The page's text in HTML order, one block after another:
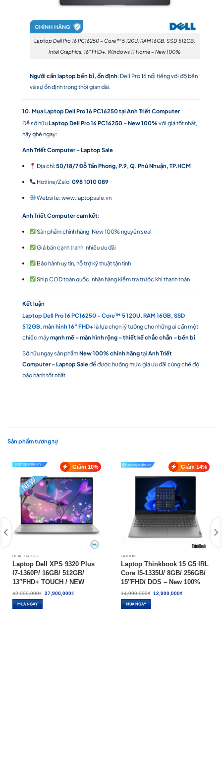
Laptop Dell Pro 16 PC16250 – Core™ 5 120U, RAM 16GB, SSD 512GB,
Intel Graphics, 16″ FHD+, Windows 11 Home – New 100%
Người cần laptop bền bỉ, ổn định: Dell Pro 16 nổi tiếng với độ bền
và sự ổn định trong thời gian dài.
10. Mua Laptop Dell Pro 16 PC16250 tại Anh Triết Computer
Để sở hữuLaptop Dell Pro 16 PC16250 – New 100% với giá tốt nhất,
hãy ghé ngay:
Anh Triết Computer – Laptop Sale
Địa chỉ:50/18/7 Đỗ Tấn Phong, P.9, Q. Phú Nhuận, TP.HCM
Hotline/Zalo:098 1010 089
Website:www.laptopsale.vn
Anh Triết Computer cam kết:
Sản phẩm chính hãng, New 100% nguyên seal
Giá bán cạnh tranh, nhiều ưu đãi
Bảo hành uy tín, hỗ trợ kỹ thuật tận tình
Ship COD toàn quốc, nhận hàng kiểm tra trước khi thanh toán
Kết luận
Laptop Dell Pro 16 PC16250 – Core™ 5 120U, RAM 16GB, SSD
512GB, màn hình 16″ FHD+là lựa chọn lý tưởng cho những ai cần một
chiếc máymạnh mẽ – màn hình rộng – thiết kế chắc chắn – bền bỉ.
Sở hữu ngay sản phẩmNew 100% chính hãngtại Anh Triết
Computer – Laptop Saleđể được hưởng mức giá ưu đãi cùng chế độ
bảo hành tốt nhất.
Sản phẩm tương tự
Giảm 10%
DEAL GIÁ SỐC
Laptop Dell XPS 9320 Plus
I7-1360P/ 16GB/ 512GB/
13″FHD+ TOUCH / NEW
42,000,000₫ Giá
gốc
37,900,000₫Giá
MUA NGAY
Giảm 14%
LAPTOP
Laptop Thinkbook 15 G5 IRL
Core I5-1335U/ 8GB/ 256GB/
15″FHD/ DOS – New 100%
14,990,000₫ Giá
gốc
12,900,000₫Giá
MUA NGAY